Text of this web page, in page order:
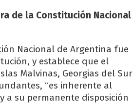
de la Constitución Nacional
Nacional de Argentina fue
y establece que el
Malvinas, Georgias del Sur
“es inherente al
su permanente disposición